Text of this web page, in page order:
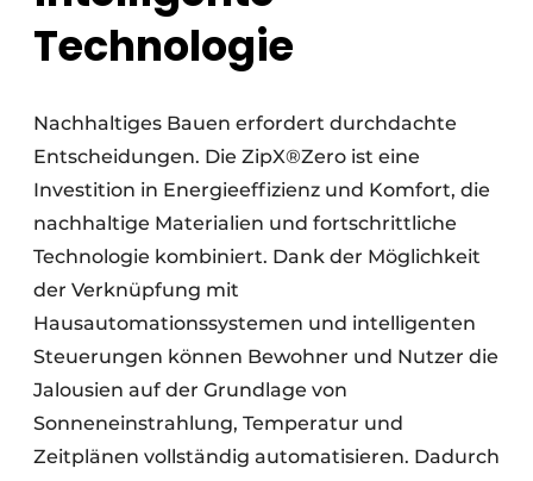
Technologie
Nachhaltiges Bauen erfordert durchdachte
Entscheidungen. Die ZipX®Zero ist eine
Investition in Energieeffizienz und Komfort, die
nachhaltige Materialien und fortschrittliche
Technologie kombiniert. Dank der Möglichkeit
der Verknüpfung mit
Hausautomationssystemen und intelligenten
Steuerungen können Bewohner und Nutzer die
Jalousien auf der Grundlage von
Sonneneinstrahlung, Temperatur und
Zeitplänen vollständig automatisieren. Dadurch